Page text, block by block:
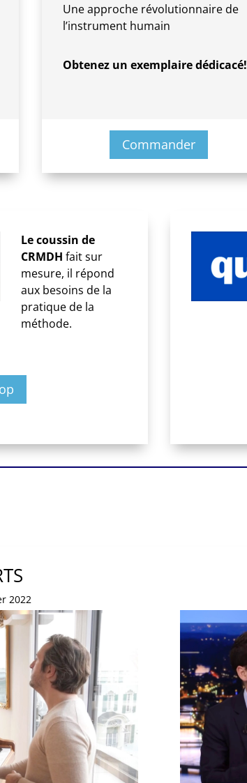
Une approche révolutionnaire de
l’instrument humain
Obtenez un exemplaire dédicacé!
Commander
Le coussin de
CRMDHfait sur
mesure, il répond
aux besoins de la
pratique de la
méthode.
2022